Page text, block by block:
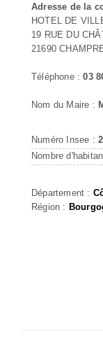
Adresse de la
HOTEL DE
19 RUE DU
21690
Téléphone :03
Nom du Maire :
Numéro Insee :
Nombre
Département :
Région :